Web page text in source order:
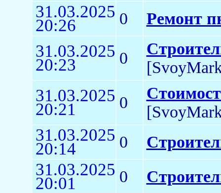
31.03.2025
20:26 0 Ремонт
31.03.2025
20:23 0
31.03.2025
20:21 0
31.03.2025
20:14 0
31.03.2025
20:01 0